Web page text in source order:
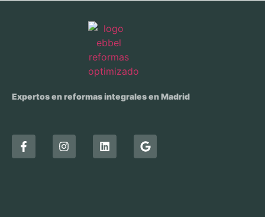
Expertos en reformas integrales en Madrid